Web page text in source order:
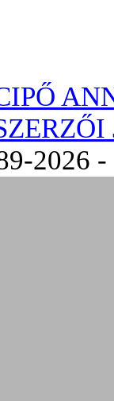
2026